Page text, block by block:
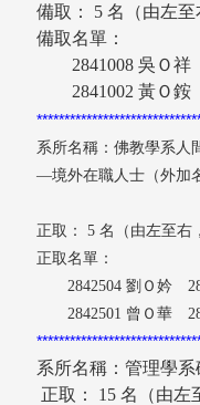
備取： 5 名（由左
備取名單：
2841008 吳Ｏ祥
2841002 黃Ｏ銨
系所名稱：佛教學系人
—境外在職人士（外
正取： 5 名（由左至
正取名單：
2842504 劉Ｏ妗
2842501 曾Ｏ華
系所名稱：管理學
正取： 15 名（由